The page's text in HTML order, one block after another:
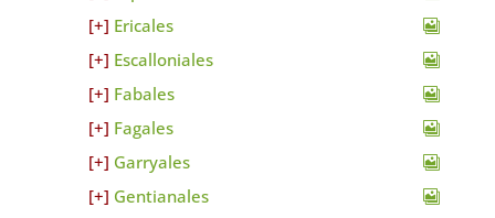
Ericales
Escalloniales
Fabales
Fagales
Garryales
Gentianales